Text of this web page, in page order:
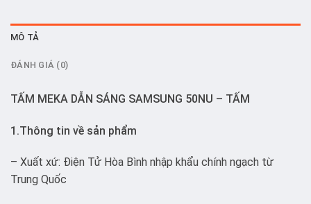
MÔ TẢ
ĐÁNH GIÁ (0)
TẤM MEKA DẪN SÁNG SAMSUNG 50NU – TẤM
1.Thông tin về sản phẩm
– Xuất xứ: Điện Tử Hòa Bình nhập khẩu chính ngạch từ
Trung Quốc